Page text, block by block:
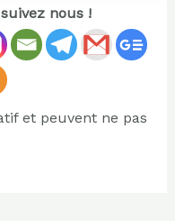
nous !
et peuvent ne pas